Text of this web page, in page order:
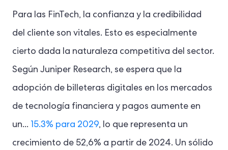
Para las FinTech, la confianza y la credibilidad
del cliente son vitales. Esto es especialmente
cierto dada la naturaleza competitiva del sector.
Según Juniper Research, se espera que la
adopción de billeteras digitales en los mercados
de tecnología financiera y pagos aumente en
un... 15.3% para 2029, lo que representa un
crecimiento de 52,6% a partir de 2024. Un sólido